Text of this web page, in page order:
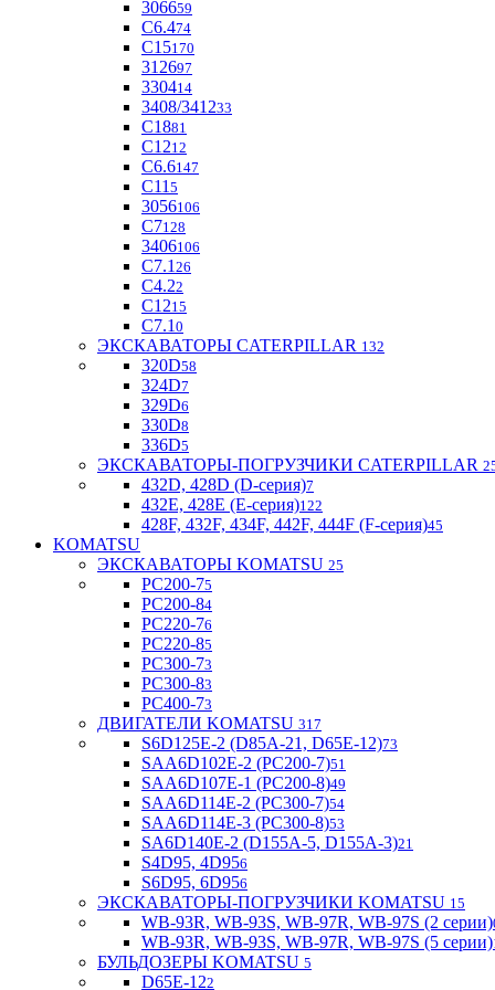
306659
С6.474
С15170
312697
330414
3408/341233
С1881
C1212
С6.6147
C11 5
3056106
С7128
3406106
C7.1 26
C4.22
С1215
С7.1 0
ЭКСКАВАТОРЫ CATERPILLAR 132
320D58
324D7
329D6
330D8
336D5
ЭКСКАВАТОРЫ-ПОГРУЗЧИКИ CATERPILLAR
432D, 428D (D-серия)7
432E, 428E (E-серия)122
428F, 432F, 434F, 442F, 444F (F-серия)45
KOMATSU
ЭКСКАВАТОРЫ KOMATSU 25
PC200-75
PC200-84
PC220-76
PC220-85
PC300-73
PC300-83
PC400-73
ДВИГАТЕЛИ KOMATSU 317
S6D125E-2 (D85A-21, D65E-12)73
SAA6D102E-2 (PC200-7)51
SAA6D107E-1 (PC200-8)49
SAA6D114E-2 (PC300-7)54
SAA6D114E-3 (PC300-8)53
SA6D140E-2 (D155A-5, D155A-3)21
S4D95, 4D956
S6D95, 6D956
ЭКСКАВАТОРЫ-ПОГРУЗЧИКИ KOMATSU 15
WB-93R, WB-93S, WB-97R, WB-97S (2 серии)
WB-93R, WB-93S, WB-97R, WB-97S (5 серии)
БУЛЬДОЗЕРЫ KOMATSU 5
D65E-122